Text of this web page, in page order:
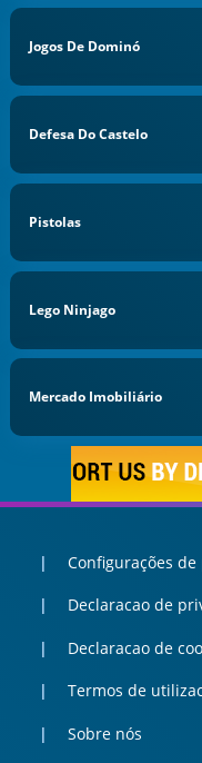
Jogos De Dominó
Defesa Do Castelo
Pistolas
Lego Ninjago
Mercado Imobiliário
Configurações
Declaracao de
Declaracao de
Termos de
Sobre nós